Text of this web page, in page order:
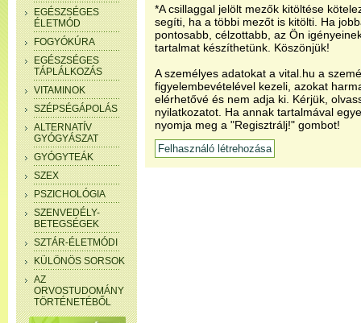
EGÉSZSÉGES
ÉLETMÓD
FOGYÓKÚRA
EGÉSZSÉGES
TÁPLÁLKOZÁS
VITAMINOK
SZÉPSÉGÁPOLÁS
ALTERNATÍV
GYÓGYÁSZAT
GYÓGYTEÁK
SZEX
PSZICHOLÓGIA
SZENVEDÉLY-
BETEGSÉGEK
SZTÁR-ÉLETMÓDI
KÜLÖNÖS SORSOK
AZ
ORVOSTUDOMÁNY
TÖRTÉNETÉBŐL
*A csillaggal jelölt mezők kitöltése
segíti, ha a többi mezőt is kitölti. Ha
pontosabb, célzottabb, az Ön
tartalmat készíthetünk. Köszönjük!
A személyes adatokat a vital.hu a
figyelembevételével kezeli, azokat
elérhetővé és nem adja ki. Kérjük,
nyilatkozatot. Ha annak tartalmával
nyomja meg a "Regisztrálj!" gombot!